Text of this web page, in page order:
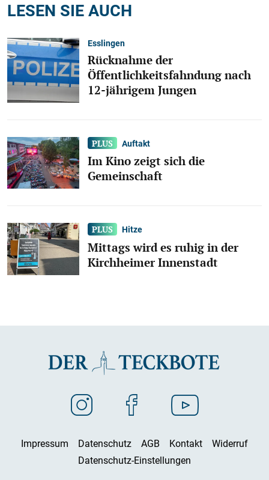
LESEN SIE AUCH
Esslingen
Rücknahme der
Öffentlichkeitsfahndung nach
12-jährigem Jungen
Auftakt
Im Kino zeigt sich die
Gemeinschaft
Hitze
Mittags wird es ruhig in der
Kirchheimer Innenstadt
Impressum Datenschutz AGB Kontakt
Widerruf
Datenschutz-Einstellungen